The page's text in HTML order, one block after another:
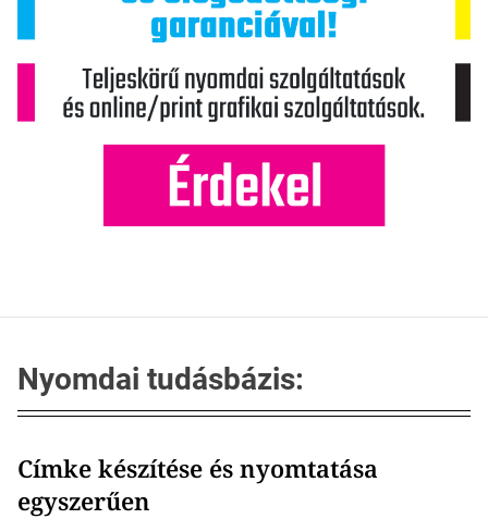
Nyomdai tudásbázis:
Címke készítése és nyomtatása
egyszerűen